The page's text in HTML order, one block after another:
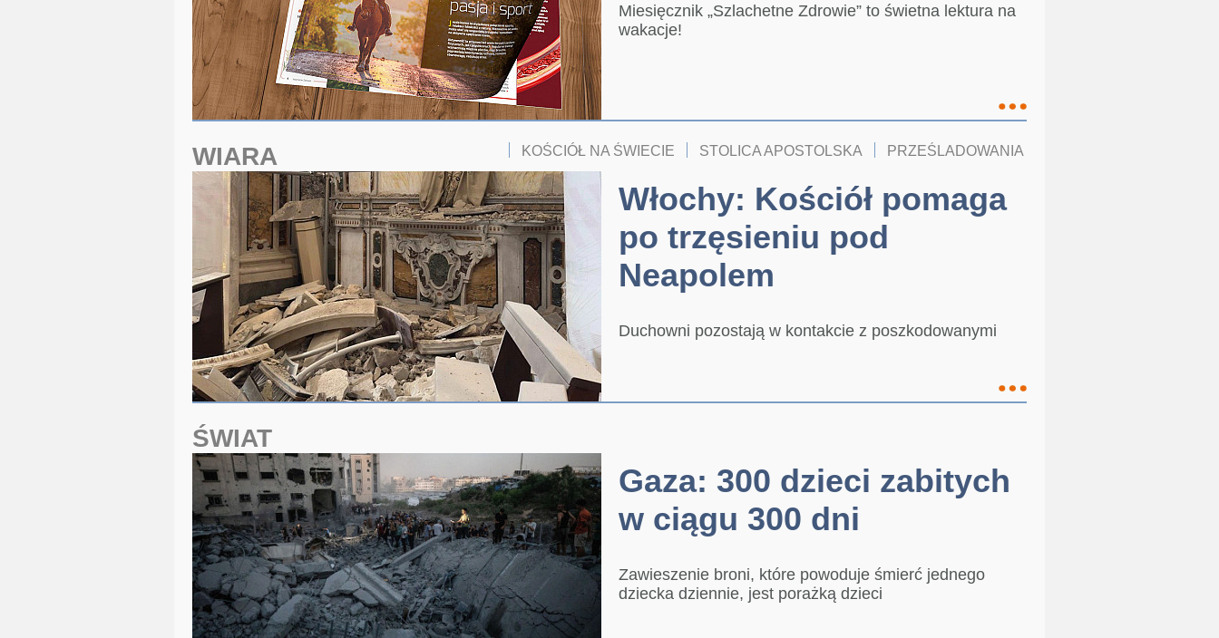
Miesięcznik „Szlachetne Zdrowie” to świetna lektura na
wakacje!
WIARA PRZEŚLADOWANIA
STOLICA APOSTOLSKA
KOŚCIÓŁ NA ŚWIECIE
Włochy: Kościół pomaga
po trzęsieniu pod
Neapolem
Duchowni pozostają w kontakcie z poszkodowanymi
ŚWIAT
Gaza: 300 dzieci zabitych
w ciągu 300 dni
Zawieszenie broni, które powoduje śmierć jednego
dziecka dziennie, jest porażką dzieci